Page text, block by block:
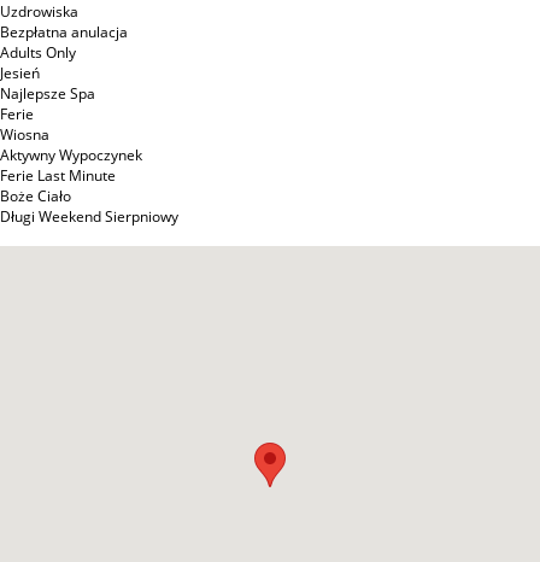
Uzdrowiska
Bezpłatna anulacja
Adults Only
Jesień
Najlepsze Spa
Ferie
Wiosna
Aktywny Wypoczynek
Ferie Last Minute
Boże Ciało
Długi Weekend Sierpniowy